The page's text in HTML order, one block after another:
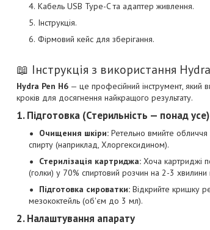
Кабель USB Type-C та адаптер живлення.
Інструкція.
Фірмовий кейс для зберігання.
📖 Інструкція з використання
Hydra Pen H6 — це професійний інструмент, який
кроків для досягнення найкращого результату.
1. Підготовка (Стерильність — понад усе)
Очищення шкіри: Ретельно вмийте
спирту (наприклад, Хлоргексидином).
Стерилізація картриджа: Хоча картриджі
(голки) у 70% спиртовий розчин на 2-3
Підготовка сироватки: Відкрийте кришку
мезококтейль (об'єм до 3 мл).
2. Налаштування апарату